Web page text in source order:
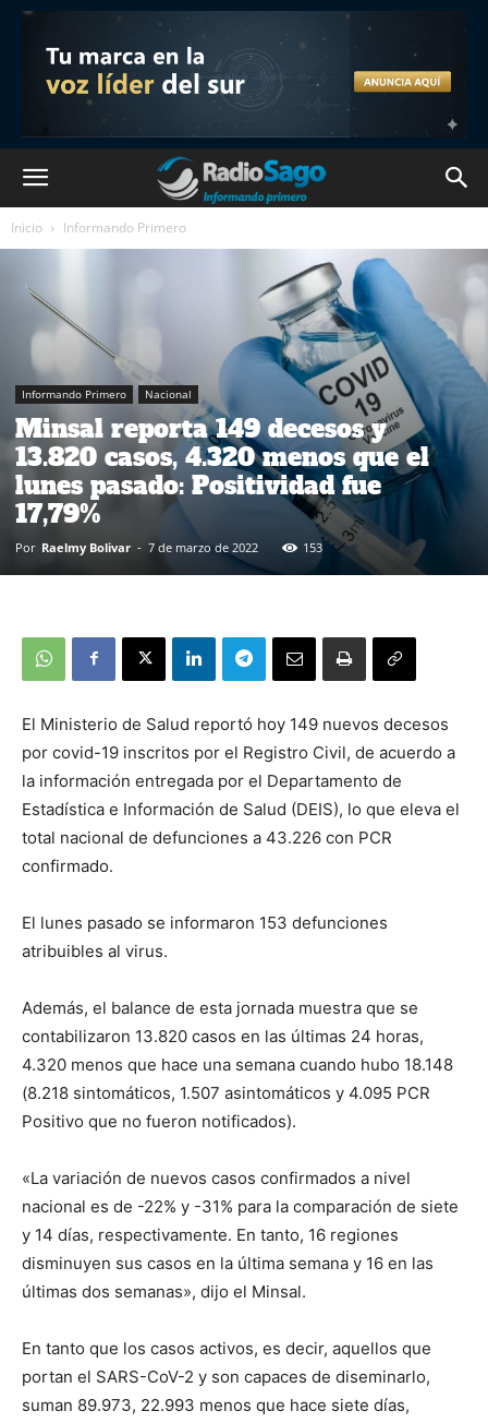
Inicio Informando Primero
Informando Primero Nacional
Minsal reporta 149 decesos y
13.820 casos, 4.320 menos que el
lunes pasado: Positividad fue
17,79%
Por Raelmy Bolivar - 7 de marzo de 2022 153
El Ministerio de Salud reportó hoy 149 nuevos decesos
por covid-19 inscritos por el Registro Civil, de acuerdo a
la información entregada por el Departamento de
Estadística e Información de Salud (DEIS), lo que eleva el
total nacional de defunciones a 43.226 con PCR
confirmado.
El lunes pasado se informaron 153 defunciones
atribuibles al virus.
Además, el balance de esta jornada muestra que se
contabilizaron 13.820 casos en las últimas 24 horas,
4.320 menos que hace una semana cuando hubo 18.148
(8.218 sintomáticos, 1.507 asintomáticos y 4.095 PCR
Positivo que no fueron notificados).
«La variación de nuevos casos confirmados a nivel
nacional es de -22% y -31% para la comparación de siete
y 14 días, respectivamente. En tanto, 16 regiones
disminuyen sus casos en la última semana y 16 en las
últimas dos semanas», dijo el Minsal.
En tanto que los casos activos, es decir, aquellos que
portan el SARS-CoV-2 y son capaces de diseminarlo,
suman 89.973, 22.993 menos que hace siete días,